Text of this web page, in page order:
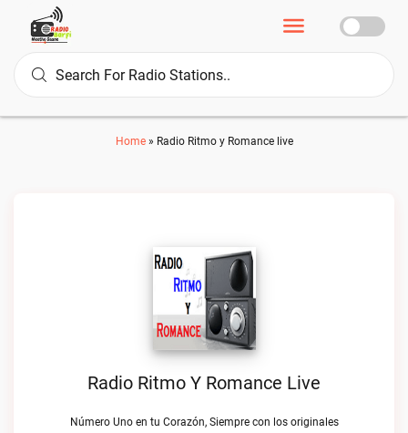
Home» Radio Ritmo y Romance live
Radio Ritmo Y Romance Live
Número Uno en tu Corazón, Siempre con los originales